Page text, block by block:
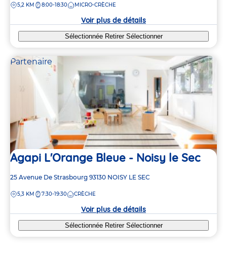
la
DISTANCE
5,2 KM 8:00-18:30 MICRO-CRÈCHE
Voir plus de détails
Sélectionnée Retirer Sélectionner
Partenaire
Agapi L'Orange Bleue - Noisy le Sec
Adresse
la
25 Avenue De Strasbourg 93130 NOISY LE SEC
DISTANCE
5,3 KM 7:30-19:30 CRÈCHE
Voir plus de détails
Sélectionnée Retirer Sélectionner